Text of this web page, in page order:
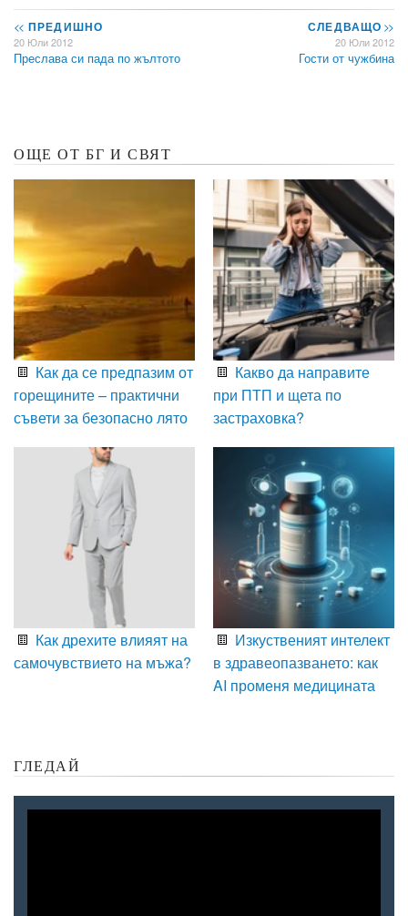
<< ПРЕДИШНО
20 Юли 2012
Преслава си пада по жълтото
СЛЕДВАЩО>>
20 Юли 2012
Гости от чужбина
ОЩЕ ОТ БГ И СВЯТ
Как да се предпазим от
горещините – практични
съвети за безопасно лято
Какво да направите
при ПТП и щета по
застраховка?
Как дрехите влияят на
самочувствието на мъжа?
Изкуственият интелект
в здравеопазването: как
AI променя медицината
ГЛЕДАЙ